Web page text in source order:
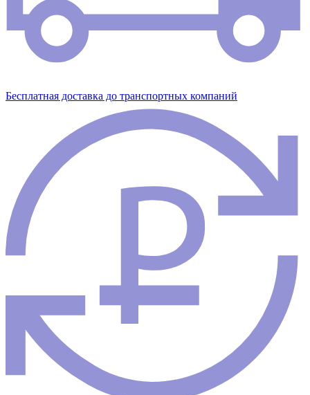
Бесплатная доставка до транспортных компаний